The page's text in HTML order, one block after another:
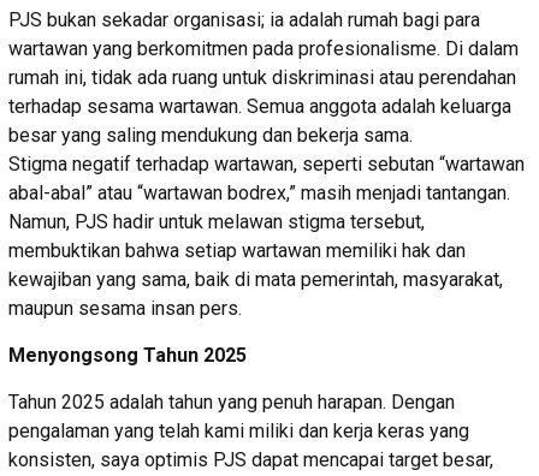
PJS bukan sekadar organisasi; ia adalah rumah bagi para
wartawan yang berkomitmen pada profesionalisme. Di dalam
rumah ini, tidak ada ruang untuk diskriminasi atau perendahan
terhadap sesama wartawan. Semua anggota adalah keluarga
besar yang saling mendukung dan bekerja sama.
Stigma negatif terhadap wartawan, seperti sebutan “wartawan
abal-abal” atau “wartawan bodrex,” masih menjadi tantangan.
Namun, PJS hadir untuk melawan stigma tersebut,
membuktikan bahwa setiap wartawan memiliki hak dan
kewajiban yang sama, baik di mata pemerintah, masyarakat,
maupun sesama insan pers.
Menyongsong Tahun 2025
Tahun 2025 adalah tahun yang penuh harapan. Dengan
pengalaman yang telah kami miliki dan kerja keras yang
konsisten, saya optimis PJS dapat mencapai target besar,